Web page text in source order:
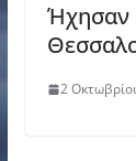
Ήχησαν
2